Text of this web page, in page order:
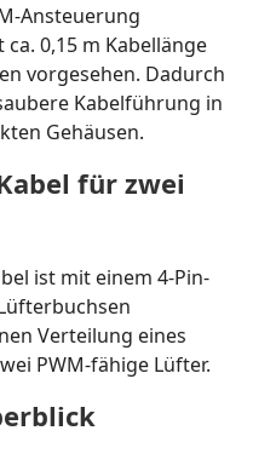
Ansteuerung
0,15 m Kabellänge
vorgesehen. Dadurch
Kabelführung in
Gehäusen.
für zwei
ist mit einem 4-Pin-
Verteilung eines
PWM-fähige Lüfter.